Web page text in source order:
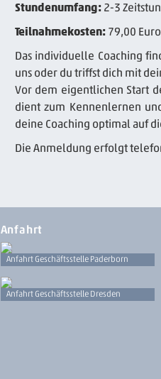
Stundenumfang: 2-3
Teilnahmekosten:79,00
Das individuelle Coaching
uns oder du triffst dich mit
Vor dem eigentlichen Start
dient zum Kennenlernen
deine Coaching optimal auf
Die Anmeldung erfolgt
Anfahrt
Anfahrt Geschäftsstelle Paderborn
Anfahrt Geschäftsstelle Dresden